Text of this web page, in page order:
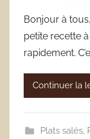
Bonjour à
petite recette
rapidement.
Continuer la
Plats salés,